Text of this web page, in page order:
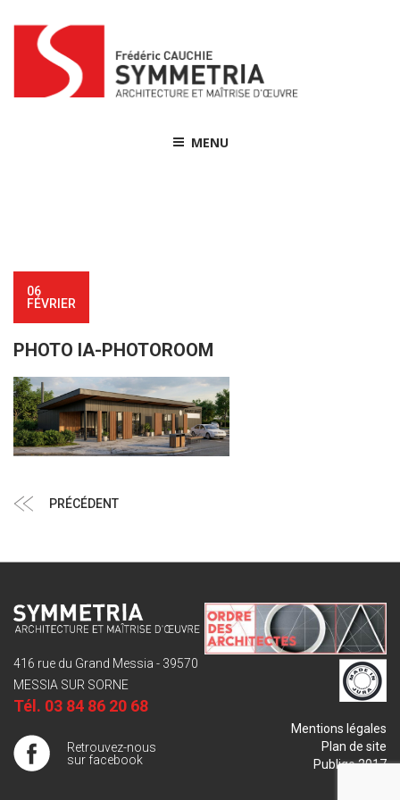
content
MENU
06
FÉVRIER
PHOTO IA-PHOTOROOM
de
Article
PRÉCÉDENT
416 rue du Grand Messia - 39570
MESSIA SUR SORNE
Tél. 03 84 86 20 68
Retrouvez-nous
sur facebook
Mentions légales
Plan de site
Publigo 2017